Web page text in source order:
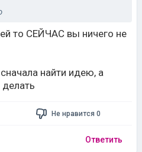
то СЕЙЧАС вы ничего не
найти идею, а
Не нравится 0
Ответить